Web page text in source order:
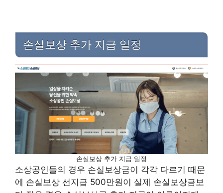
손실보상 추가 지급 일정
손실보상 추가 지급 일정
소상공인들의 경우 손실보상금이 각각 다르기 때문
에 손실보상 선지급 500만원이 실제 손실보상금보